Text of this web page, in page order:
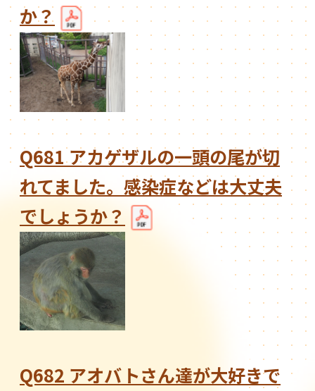
か？
Q681 アカゲザルの一頭の尾が切
れてました。感染症などは大丈夫
でしょうか？
Q682 アオバトさん達が大好きで